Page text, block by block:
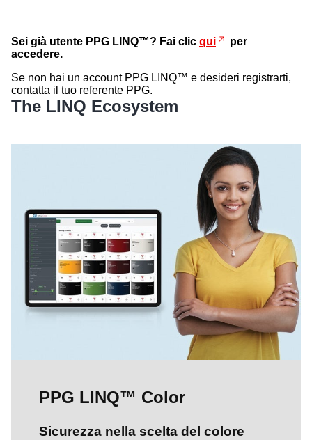
Sei già utente PPG LINQ™? Fai clic qui
per
accedere.
Se non hai un account PPG LINQ™ e desideri registrarti,
contatta il tuo referente PPG.
The LINQ Ecosystem
PPG LINQ™ Color
Sicurezza nella scelta del colore